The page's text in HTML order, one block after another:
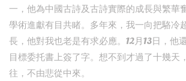
一，他為中國古詩及古詩實際的成長與繁華
學術進獻有目共睹。多年來，我一向把駱冷
長，他對我也老是有求必應。12月13日，他
目標委托書上簽了字。想不到才過了十幾天
往，不由悲從中來。